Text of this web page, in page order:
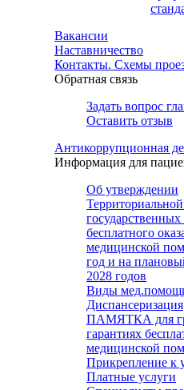
Вакансии
Наставничество
Контакты. Схемы
Обратная связь
Задать вопрос
Оставить отзыв
Антикоррупционная
Информация для
Об утверждении
государственных
бесплатного
медицинской
год и на
2028 годов
Виды
Диспансеризация
ПАМЯТКА для
гарантиях
медицинской
Прикрепление к
Платные услуги